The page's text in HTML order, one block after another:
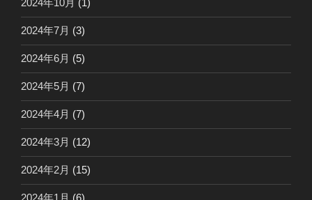
2024年10月 (1)
2024年7月 (3)
2024年6月 (5)
2024年5月 (7)
2024年4月 (7)
2024年3月 (12)
2024年2月 (15)